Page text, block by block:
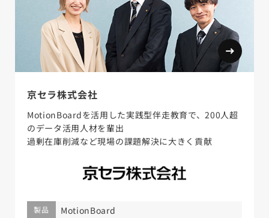
京セラ株式会社
MotionBoardを活用した実践型伴走教育で、200人超
のデータ活用人材を輩出
過剰在庫削減など現場の課題解決に大きく貢献
製品 MotionBoard